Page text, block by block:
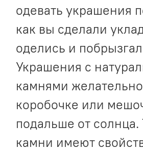
одевать украшения
как вы сделали
оделись и
Украшения с
камнями
коробочке или
подальше от солнца.
камни имеют